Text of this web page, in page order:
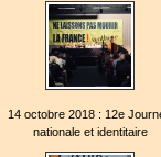
14 octobre 2018 : 12e
nationale et identitaire